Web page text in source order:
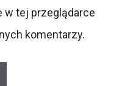
w tej przeglądarce
komentarzy.